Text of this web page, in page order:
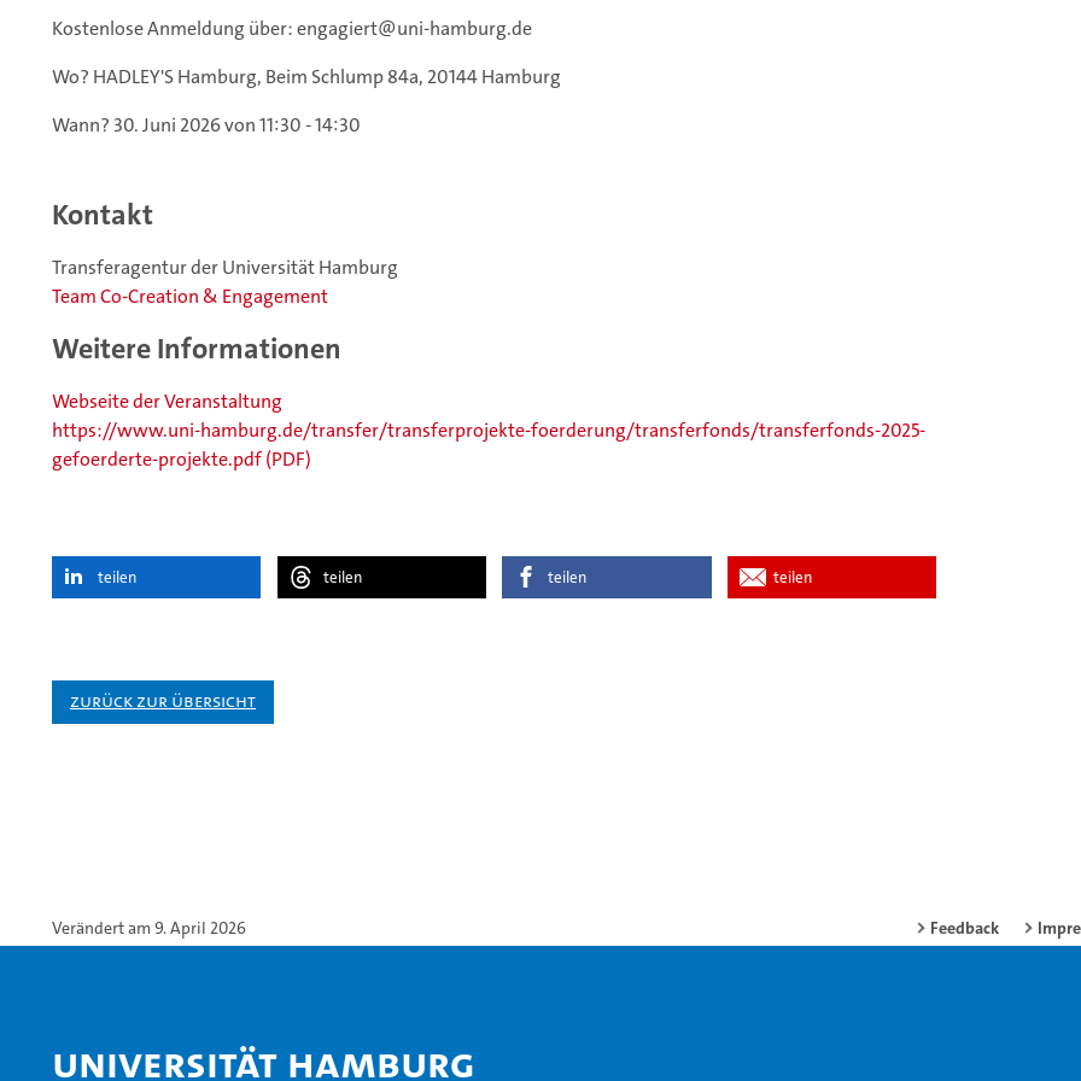
Kostenlose Anmeldung über: engagiert@uni-hamburg.de
Wo? HADLEY'S Hamburg, Beim Schlump 84a, 20144 Hamburg
Wann? 30. Juni 2026 von 11:30 - 14:30
Kontakt
Transferagentur der Universität Hamburg
Team Co-Creation & Engagement
Weitere Informationen
Webseite der Veranstaltung
https://www.uni-hamburg.de/transfer/transferprojekte-foerderung/transferfonds/transferfonds-2025-
gefoerderte-projekte.pdf (PDF)
teilen teilen teilen teilen
Zurück zur Übersicht
Verändert am 9. April 2026 Feedback
Universität Hamburg